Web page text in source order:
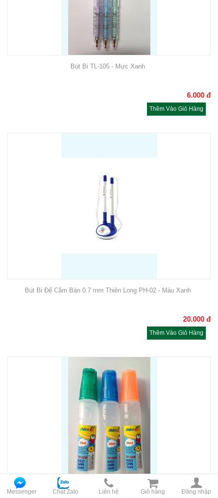
Bút Bi TL-105 - Mực Xanh
6.000 đ
Thêm Vào Giỏ Hàng
Bút Bi Đế Cắm Bàn 0.7 mm Thiên Long PH-02 - Màu Xanh
20.000 đ
Thêm Vào Giỏ Hàng
Messenger Chat Zalo Liên hệ Giỏ hàng Đăng nhập